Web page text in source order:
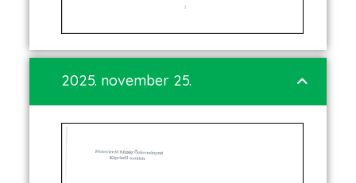
2025. november 25.